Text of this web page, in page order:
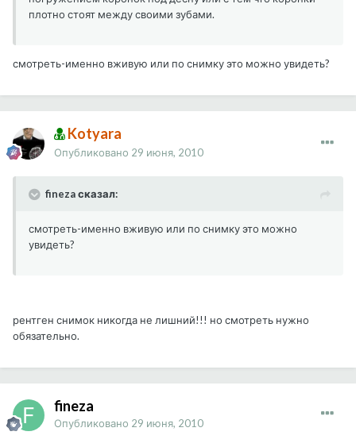
плотно стоят между своими зубами.
смотреть-именно вживую или по снимку это можно увидеть?
Kotyara
Опубликовано 29 июня, 2010
fineza сказал:
смотреть-именно вживую или по снимку это можно
увидеть?
рентген снимок никогда не лишний!!! но смотреть нужно
обязательно.
fineza
Опубликовано 29 июня, 2010